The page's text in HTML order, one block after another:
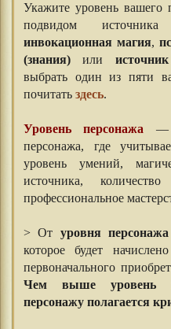
Укажите уровень
подвидом
инвокационная магия,
(знания) или
выбрать один из пяти
почитать здесь.
Уровень персонажа —
персонажа, где
уровень умений,
источника,
профессиональное
> От уровня персонажа
которое будет
первоначального
Чем выше уровень
персонажу полагается